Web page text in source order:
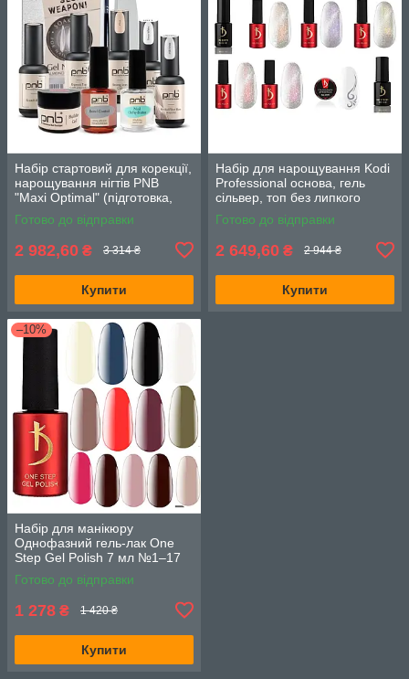
Набір стартовий для корекції,
нарощування нігтів PNB
"Maxi Optimal" (підготовка,
гель, фініш, аксесуари)
Готово до відправки
2 982,60 ₴ 3 314 ₴
Купити
Набір для нарощування Kodi
Professional основа, гель
сільвер, топ без липкого
шару, гель лаки GG Cat 5шт.
по 7мл.
Готово до відправки
2 649,60 ₴ 2 944 ₴
Купити
–10%
Набір для манікюру
Однофазний гель-лак One
Step Gel Polish 7 мл №1–17
13 шт без 3, 4, 5, 6
Готово до відправки
1 278 ₴ 1 420 ₴
Купити